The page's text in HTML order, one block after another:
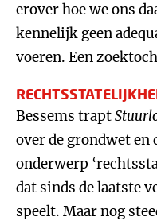
erover hoe we ons
kennelijk geen
voeren. Een
Bessems trapt
over de grondwet en
onderwerp
dat sinds de laatste
speelt. Maar nog